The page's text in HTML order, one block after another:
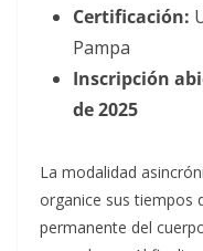
Certificación:
Pampa
Inscripción
de 2025
La modalidad
organice sus tiempos
permanente del